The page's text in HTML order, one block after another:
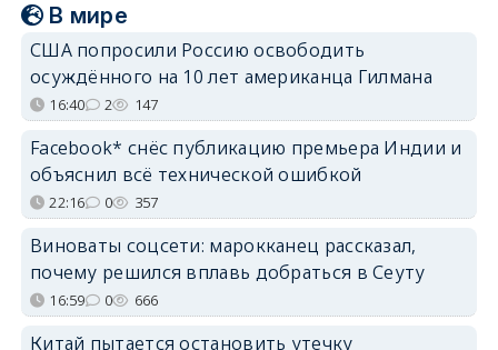
В мире
США попросили Россию освободить
осуждённого на 10 лет американца Гилмана
16:40 2 147
Facebook* снёс публикацию премьера Индии и
объяснил всё технической ошибкой
22:16 0 357
Виноваты соцсети: марокканец рассказал,
почему решился вплавь добраться в Сеуту
16:59 0 666
Китай пытается остановить утечку